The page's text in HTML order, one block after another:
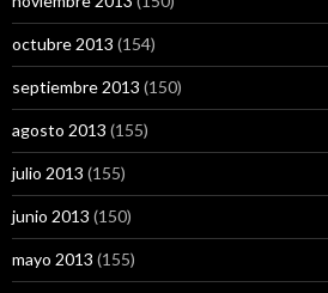
octubre 2013 (154)
septiembre 2013 (150)
agosto 2013 (155)
julio 2013 (155)
junio 2013 (150)
mayo 2013 (155)